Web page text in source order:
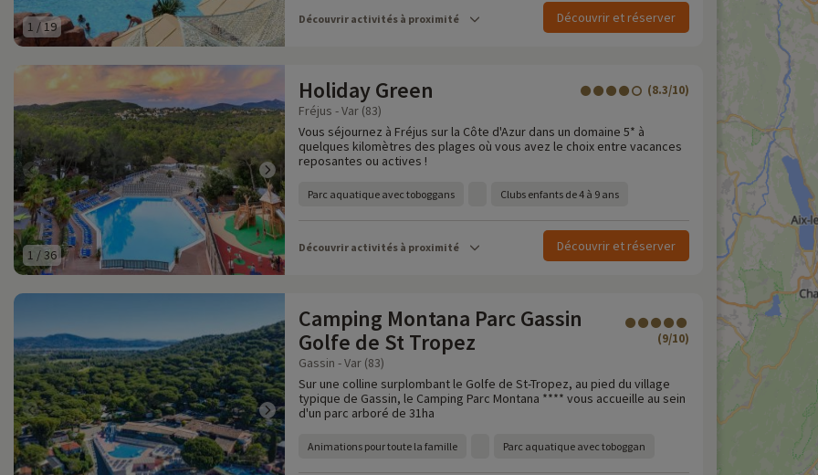
1 /19 Découvrir activités à proximité Découvrir et réserver
1 /36
Holiday Green (8.3/10)
Fréjus - Var (83)
Vous séjournez à Fréjus sur la Côte d'Azur dans un domaine 5* à
quelques kilomètres des plages où vous avez le choix entre vacances
reposantes ou actives !
Parc aquatique avec toboggans Clubs enfants de 4 à 9 ans
Découvrir activités à proximité Découvrir et réserver
Camping Montana Parc Gassin
Golfe de St Tropez
(9/10)
Gassin - Var (83)
Sur une colline surplombant le Golfe de St-Tropez, au pied du village
typique de Gassin, le Camping Parc Montana **** vous accueille au sein
d'un parc arboré de 31ha
Animations pour toute la famille Parc aquatique avec toboggan